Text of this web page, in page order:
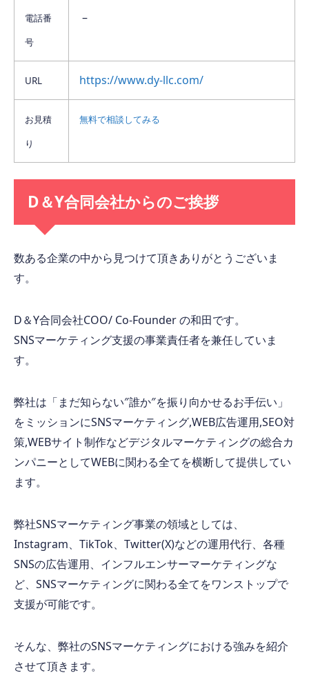
電話番
号
–
URL https://www.dy-llc.com/
お見積
り
無料で相談してみる
D＆Y合同会社からのご挨拶
数ある企業の中から見つけて頂きありがとうございま
す。
D＆Y合同会社COO/ Co-Founderの和田です。
SNSマーケティング支援の事業責任者を兼任していま
す。
弊社は「まだ知らない″誰か″を振り向かせるお手伝い」
をミッションにSNSマーケティング,WEB広告運用,SEO対
策,WEBサイト制作などデジタルマーケティングの総合カ
ンパニーとしてWEBに関わる全てを横断して提供してい
ます。
弊社SNSマーケティング事業の領域としては、
Instagram、 TikTok、 Twitter(X)などの運用代行、各種
SNSの広告運用、インフルエンサーマーケティングな
ど、 SNSマーケティングに関わる全てをワンストップで
支援が可能です。
そんな、弊社のSNSマーケティングにおける強みを紹介
させて頂きます。